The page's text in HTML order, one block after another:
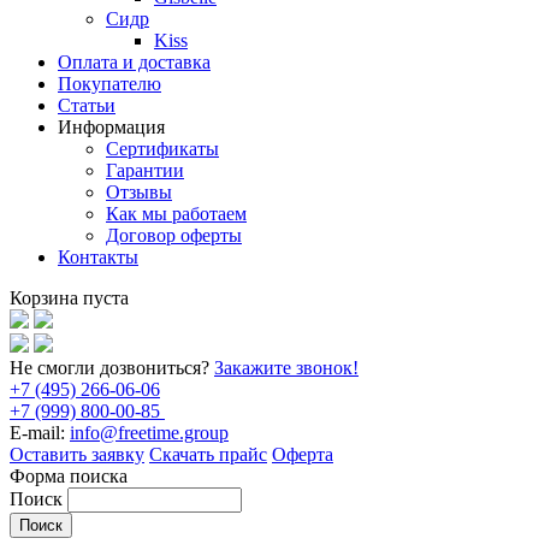
Сидр
Kiss
Оплата и доставка
Покупателю
Статьи
Информация
Сертификаты
Гарантии
Отзывы
Как мы работаем
Договор оферты
Контакты
Корзина пуста
Не смогли дозвониться? Закажите звонок!
+7 (495) 266-06-06
+7 (999) 800-00-85
E-mail: info@freetime.group
Оставить заявку Скачать прайс Оферта
Форма поиска
Поиск